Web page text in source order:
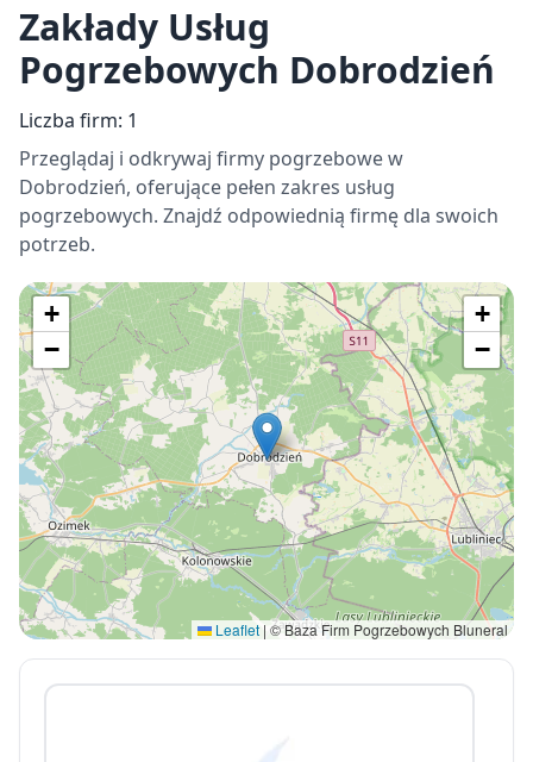
Zakłady Usług
Pogrzebowych Dobrodzień
Liczba firm: 1
Przeglądaj i odkrywaj firmy pogrzebowe w
Dobrodzień, oferujące pełen zakres usług
pogrzebowych. Znajdź odpowiednią firmę dla swoich
potrzeb.
+
−
+
−
Leaflet | © Baza Firm Pogrzebowych Bluneral